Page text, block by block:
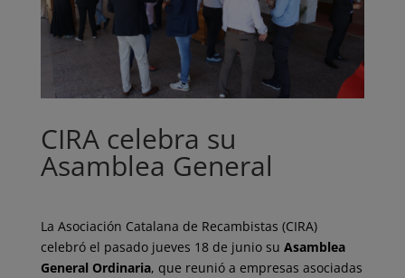
CIRA celebra su
Asamblea General
La Asociación Catalana de Recambistas (CIRA)
celebró el pasado jueves 18 de junio su Asamblea
General Ordinaria, que reunió a empresas asociadas